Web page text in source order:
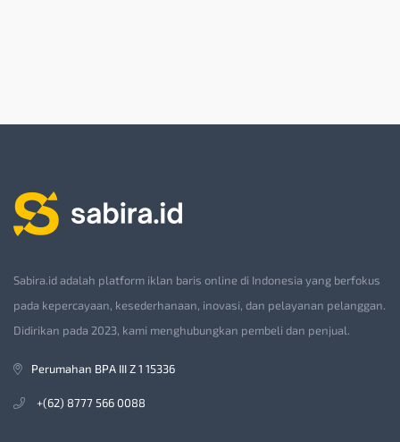
Sabira.id adalah platform iklan baris online di Indonesia yang berfokus
pada kepercayaan, kesederhanaan, inovasi, dan pelayanan pelanggan.
Didirikan pada 2023, kami menghubungkan pembeli dan penjual.
Perumahan BPA III Z 1 15336
+(62) 8777 566 0088